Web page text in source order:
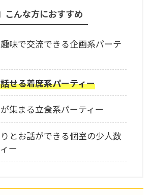
こんな方におすすめ
味で交流できる企画系パーテ
せる着席系パーティー
集まる立食系パーティー
とお話ができる個室の少人数
ー